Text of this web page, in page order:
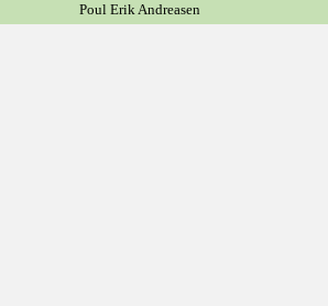
Poul Erik Andreasen